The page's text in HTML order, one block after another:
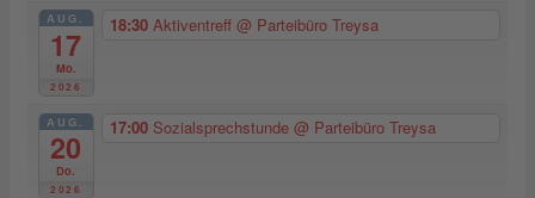
AUG.
17
Mo.
2026
18:30 Aktiventreff @ Parteibüro Treysa
AUG.
20
Do.
2026
17:00 Sozialsprechstunde @ Parteibüro Treysa